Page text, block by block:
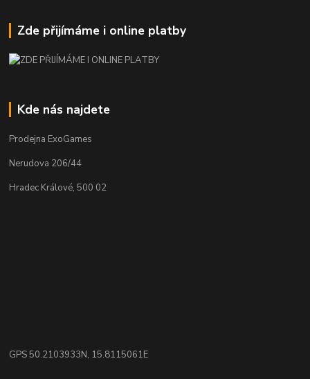
Zde přijímáme i online platby
Kde nás najdete
Prodejna ExoGames
Nerudova 206/44
Hradec Králové, 500 02
GPS 50.2103933N, 15.8115061E